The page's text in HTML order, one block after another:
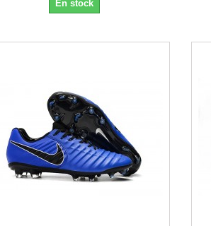
En stock